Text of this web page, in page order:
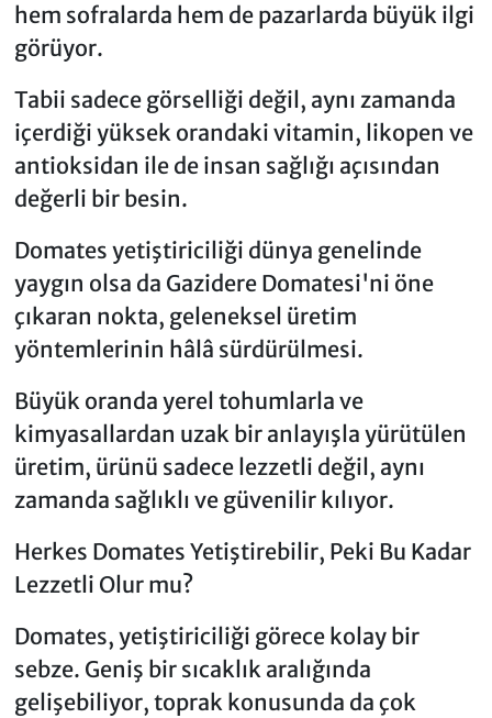
hem sofralarda hem de pazarlarda büyük ilgi
görüyor.
Tabii sadece görselliği değil, aynı zamanda
içerdiği yüksek orandaki vitamin, likopen ve
antioksidan ile de insan sağlığı açısından
değerli bir besin.
Domates yetiştiriciliği dünya genelinde
yaygın olsa da Gazidere Domatesi'ni öne
çıkaran nokta, geleneksel üretim
yöntemlerinin hâlâ sürdürülmesi.
Büyük oranda yerel tohumlarla ve
kimyasallardan uzak bir anlayışla yürütülen
üretim, ürünü sadece lezzetli değil, aynı
zamanda sağlıklı ve güvenilir kılıyor.
Herkes Domates Yetiştirebilir, Peki Bu Kadar
Lezzetli Olur mu?
Domates, yetiştiriciliği görece kolay bir
sebze. Geniş bir sıcaklık aralığında
gelişebiliyor, toprak konusunda da çok